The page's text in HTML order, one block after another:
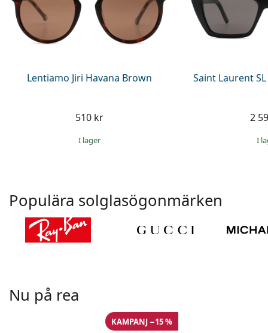
Lentiamo Jiri Havana Brown
510 kr
I lager
Saint Laurent
2
I
Populära solglasögonmärken
Nu på rea
KAMPANJ −15 %